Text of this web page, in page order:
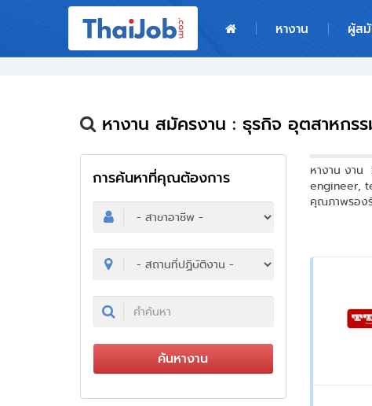
หางาน ผู้สมั
ผู้สมัครงาน: เข้าสู่ระบบ
เกร็ดความรู้
สำหรับผู้ประกอบการ
หางาน สมัครงาน : ธุรกิจ อุตสาหกร
การค้นหาที่คุณต้องการ
ค้นหางาน
หางาน งาน
engineer,
คุณภาพรอง